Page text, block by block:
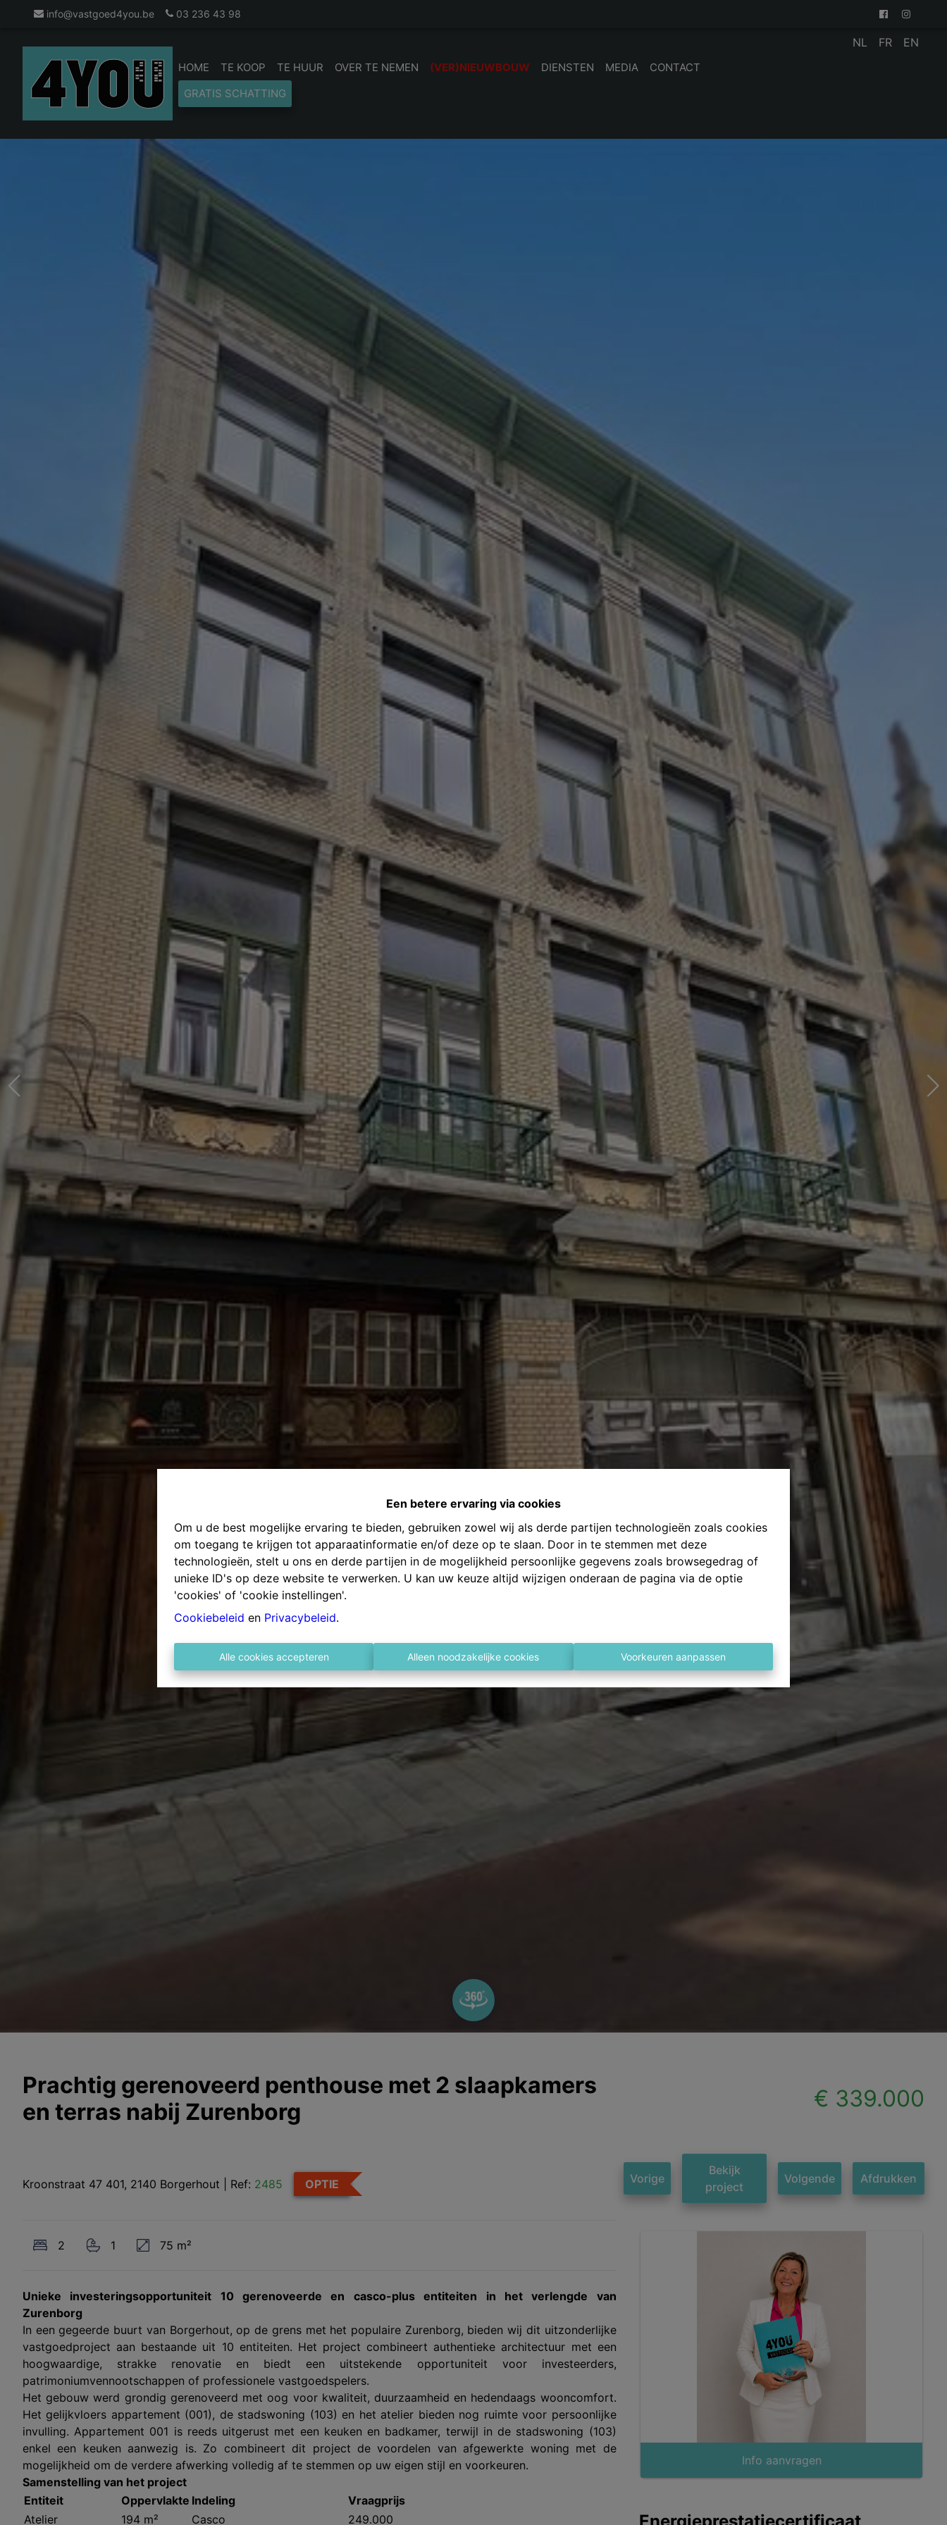
Een betere ervaring via cookies
Om u de best mogelijke ervaring te bieden, gebruiken zowel wij als derde partijen technologieën zoals cookies
om toegang te krijgen tot apparaatinformatie en/of deze op te slaan. Door in te stemmen met deze
technologieën, stelt u ons en derde partijen in de mogelijkheid persoonlijke gegevens zoals browsegedrag of
unieke ID's op deze website te verwerken. U kan uw keuze altijd wijzigen onderaan de pagina via de optie
'cookies' of 'cookie instellingen'.
Cookiebeleid en Privacybeleid.
Alle cookies accepteren Alleen noodzakelijke cookies Voorkeuren aanpassen
info@vastgoed4you.be 03 236 43 98
HOME TE KOOP TE HUUR OVER TE NEMEN (VER)NIEUWBOUW DIENSTEN MEDIA
CONTACT
GRATIS SCHATTING
NL FR EN
Prachtig gerenoveerd penthouse met 2 slaapkamers
en terras nabij Zurenborg
€ 339.000
Kroonstraat 47 401, 2140 Borgerhout Ref: 2485 OPTIE Vorige
Bekijk
project
Volgende Afdrukken
2 1 75 m²
Unieke investeringsopportuniteit 10 gerenoveerde en casco-plus entiteiten in het verlengde van
Zurenborg
In een gegeerde buurt van Borgerhout, op de grens met het populaire Zurenborg, bieden wij dit uitzonderlijke
vastgoedproject aan bestaande uit 10 entiteiten. Het project combineert authentieke architectuur met een
hoogwaardige, strakke renovatie en biedt een uitstekende opportuniteit voor investeerders,
patrimoniumvennootschappen of professionele vastgoedspelers.
Het gebouw werd grondig gerenoveerd met oog voor kwaliteit, duurzaamheid en hedendaags wooncomfort.
Het gelijkvloers appartement (001), de stadswoning (103) en het atelier bieden nog ruimte voor persoonlijke
invulling. Appartement 001 is reeds uitgerust met een keuken en badkamer, terwijl in de stadswoning (103)
enkel een keuken aanwezig is. Zo combineert dit project de voordelen van afgewerkte woning met de
mogelijkheid om de verdere afwerking volledig af te stemmen op uw eigen stijl en voorkeuren.
Samenstelling van het project
Entiteit
Oppervlakte Indeling
Vraagprijs
Atelier
194 m² Casco 249.000
Info aanvragen